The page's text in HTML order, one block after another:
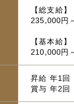
【総支給】
235,000円
【基本給】
210,000円
昇給 年1回
賞与 年2回